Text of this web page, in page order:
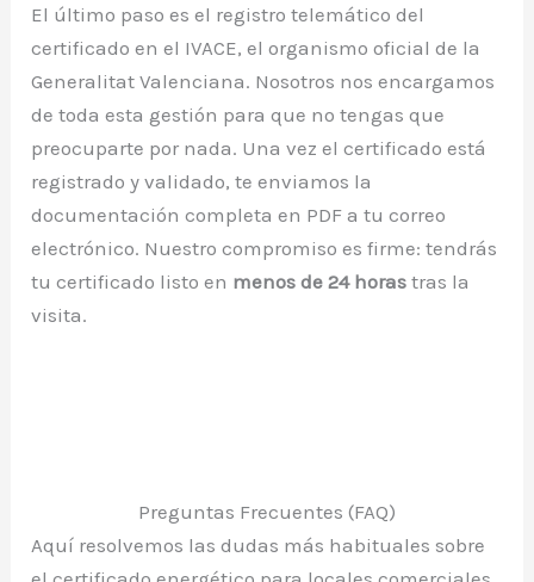
El último paso es el registro telemático del
certificado en el IVACE, el organismo oficial de la
Generalitat Valenciana. Nosotros nos encargamos
de toda esta gestión para que no tengas que
preocuparte por nada. Una vez el certificado está
registrado y validado, te enviamos la
documentación completa en PDF a tu correo
electrónico. Nuestro compromiso es firme: tendrás
tu certificado listo en menos de 24 horas tras la
visita.
Preguntas Frecuentes (FAQ)
Aquí resolvemos las dudas más habituales sobre